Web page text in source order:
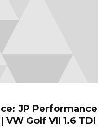
JP Performance
Golf VII 1.6 TDI